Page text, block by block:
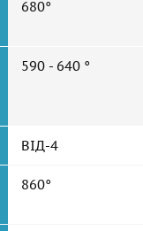
680°
590 - 640 °
ВІД-4
860°